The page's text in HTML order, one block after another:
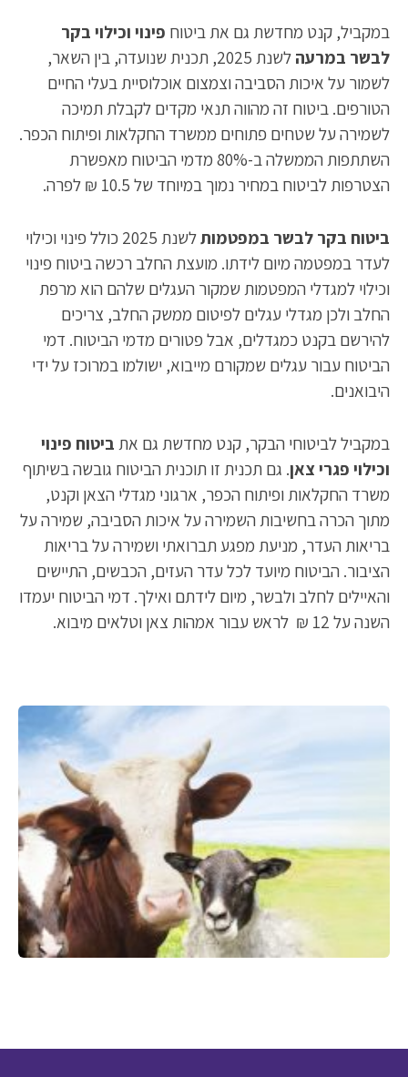
במקביל, קנט מחדשת גם את ביטוח פינוי וכילוי בקר
לבשר במרעה
לשנת 2025, תכנית שנועדה, בין השאר,
לשמור על איכות הסביבה וצמצום אוכלוסיית בעלי החיים
הטורפים. ביטוח זה מהווה תנאי מקדים לקבלת תמיכה
לשמירה על שטחים פתוחים ממשרד החקלאות ופיתוח הכפר.
השתתפות הממשלה ב-80% מדמי הביטוח מאפשרת
הצטרפות לביטוח במחיר נמוך במיוחד של 10.5 ₪ לפרה.
ביטוח בקר לבשר במפטמות
לשנת 2025 כולל פינוי וכילוי
לעדר במפטמה מיום לידתו. מועצת החלב רכשה ביטוח פינוי
וכילוי למגדלי המפטמות שמקור העגלים שלהם הוא מרפת
החלב ולכן מגדלי עגלים לפיטום ממשק החלב, צריכים
להירשם בקנט כמגדלים, אבל פטורים מדמי הביטוח. דמי
הביטוח עבור עגלים שמקורם מייבוא, ישולמו במרוכז על ידי
היבואנים.
במקביל לביטוחי הבקר, קנט מחדשת גם את ביטוח פינוי
וכילוי פגרי צאן. גם תכנית זו תוכנית הביטוח גובשה בשיתוף
משרד החקלאות ופיתוח הכפר, ארגוני מגדלי הצאן וקנט,
מתוך הכרה בחשיבות השמירה על איכות הסביבה, שמירה על
בריאות העדר, מניעת מפגע תברואתי ושמירה על בריאות
הציבור. הביטוח מיועד לכל עדר העזים, הכבשים, התיישים
והאיילים לחלב ולבשר, מיום לידתם ואילך. דמי הביטוח יעמדו
השנה על 12 ₪ לראש עבור אמהות צאן וטלאים מיבוא.